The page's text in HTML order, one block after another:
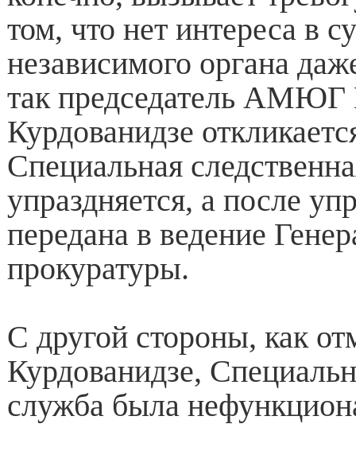
том, что нет интереса в
независимого органа
так председатель АМЮГ
Курдованидзе
Специальная
упраздняется, а после
передана в ведение
прокуратуры.
С другой стороны, как
Курдованидзе,
служба была